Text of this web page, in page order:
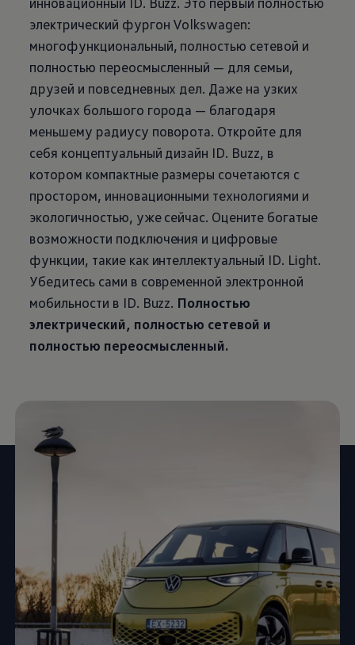
электрический фургон Volkswagen:
многофункциональный, полностью сетевой и
полностью переосмысленный — для семьи,
друзей и повседневных дел. Даже на узких
улочках большого города — благодаря
меньшему радиусу поворота. Откройте для
себя концептуальный дизайн ID. Buzz, в
котором компактные размеры сочетаются с
простором, инновационными технологиями и
экологичностью, уже сейчас. Оцените богатые
возможности подключения и цифровые
функции, такие как интеллектуальный ID. Light.
Убедитесь сами в современной электронной
мобильности в ID. Buzz. Полностью
электрический, полностью сетевой и
полностью переосмысленный.